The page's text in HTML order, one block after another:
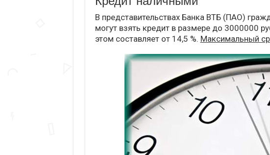
В представительствах Банка ВТБ (ПАО)
могут взять кредит в размере до 3000000
этом составляет от 14,5 %. Максимальный